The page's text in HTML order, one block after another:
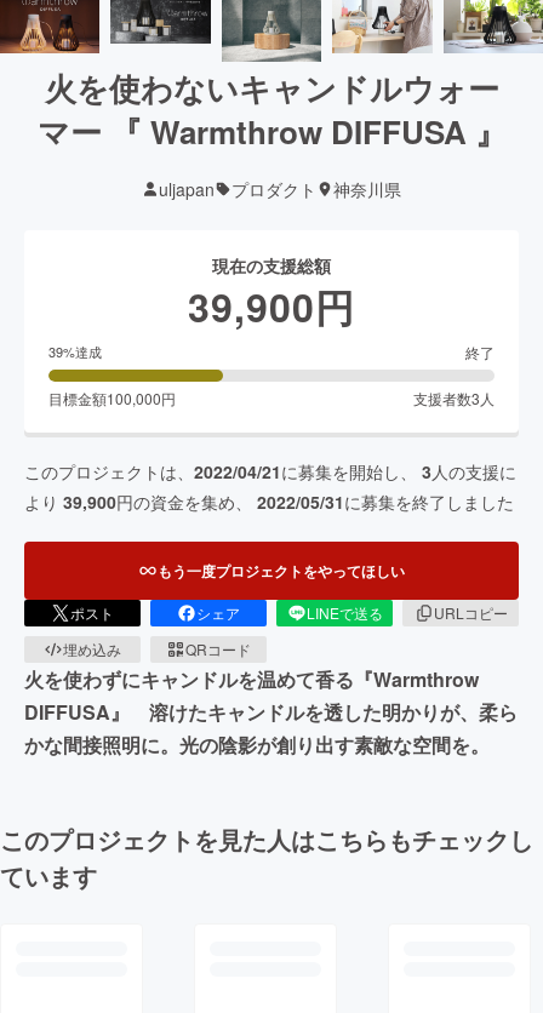
火を使わないキャンドルウォー
マー 『 Warmthrow DIFFUSA 』
uljapan プロダクト 神奈川県
現在の支援総額
39,900円
39%達成 終了
目標金額100,000円 支援者数3 人
このプロジェクトは、 2022/04/21に募集を開始し、 3 人の支援に
より 39,900円の資金を集め、 2022/05/31に募集を終了しました
もう一度プロジェクトをやってほしい
ポスト シェア LINEで送る
URLコピー
埋め込み
QRコード
火を使わずにキャンドルを温めて香る『Warmthrow
DIFFUSA』 溶けたキャンドルを透した明かりが、柔ら
かな間接照明に。光の陰影が創り出す素敵な空間を。
このプロジェクトを見た人はこちらもチェックし
ています